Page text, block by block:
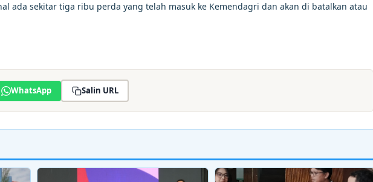
ada sekitar tiga ribu perda yang telah masuk ke Kemendagri dan akan di batalkan atau
WhatsApp Salin URL